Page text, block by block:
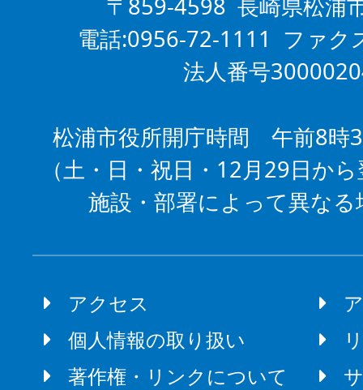
電話:0956-72-1111 ファ
法人番号
松浦市役所開庁時間 午前8時
（土・日・祝日・12月29日か
施設・部署によって異な
アクセス
個人情報の取り扱い
著作権・リンクについて